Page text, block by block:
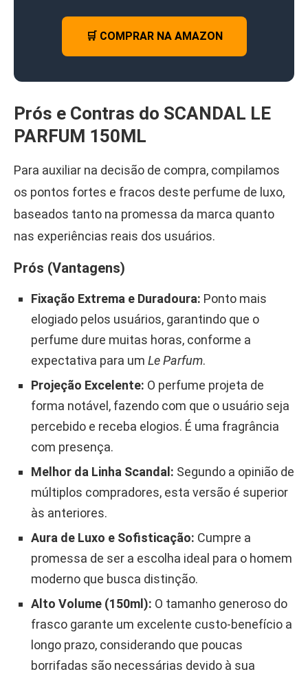
🛒 COMPRAR NA AMAZON
Prós e Contras do SCANDAL LE
PARFUM 150ML
Para auxiliar na decisão de compra, compilamos
os pontos fortes e fracos deste perfume de luxo,
baseados tanto na promessa da marca quanto
nas experiências reais dos usuários.
Prós (Vantagens)
Fixação Extrema e Duradoura: Ponto mais
elogiado pelos usuários, garantindo que o
perfume dure muitas horas, conforme a
expectativa para um Le Parfum.
Projeção Excelente: O perfume projeta de
forma notável, fazendo com que o usuário seja
percebido e receba elogios. É uma fragrância
com presença.
Melhor da Linha Scandal: Segundo a opinião de
múltiplos compradores, esta versão é superior
às anteriores.
Aura de Luxo e Sofisticação: Cumpre a
promessa de ser a escolha ideal para o homem
moderno que busca distinção.
Alto Volume (150ml): O tamanho generoso do
frasco garante um excelente custo-benefício a
longo prazo, considerando que poucas
borrifadas são necessárias devido à sua